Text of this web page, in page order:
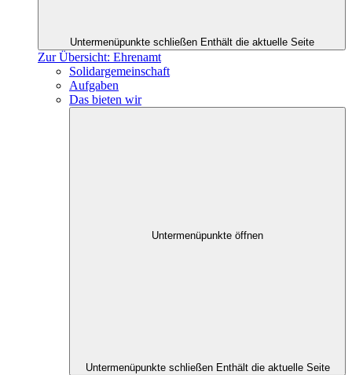
Untermenüpunkte schließen Enthält die aktuelle Seite
Zur Übersicht: Ehrenamt
Solidargemeinschaft
Aufgaben
Das bieten wir
Untermenüpunkte öffnen
Untermenüpunkte schließen Enthält die aktuelle Seite